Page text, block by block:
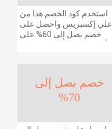
استخدم كود الخصم هذا من
علي إكسبريس واحصل على
خصم يصل إلى 60% على
الطلبات التي تزيد قيمتها عن
1425 ريالًا سعوديًا | شحن مجخصم يصل إلى
70%